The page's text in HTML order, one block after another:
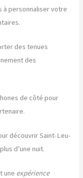
à personnaliser votre
des tenues
des
de côté pour
découvrir Saint-Leu-
d’une nuit.
une expérience